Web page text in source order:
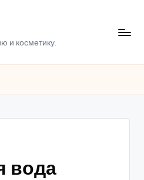
и косметику.
вода